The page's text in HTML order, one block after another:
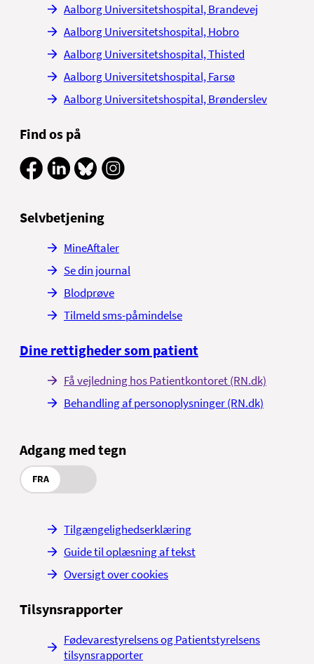
Aalborg Universitetshospital, Brandevej
Aalborg Universitetshospital, Hobro
Aalborg Universitetshospital, Thisted
Aalborg Universitetshospital, Farsø
Aalborg Universitetshospital, Brønderslev
Find os på
Selvbetjening
MineAftaler
Se din journal
Blodprøve
Tilmeld sms-påmindelse
Dine rettigheder som patient
Få vejledning hos Patientkontoret (RN.dk)
Behandling af personoplysninger (RN.dk)
Adgang med tegn
FRA
Tilgængelighedserklæring
Guide til oplæsning af tekst
Oversigt over cookies
Tilsynsrapporter
Fødevarestyrelsens og Patientstyrelsens
tilsynsrapporter